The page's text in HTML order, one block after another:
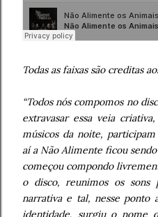
Todas as faixas são creditas
“Todos nós compomos no
extravasar essa veia
músicos da noite,
aí a Não Alimente ficou
começou compondo
o disco, reunimos os sons
narrativa e tal, nesse ponto
identidade, surgiu o nome